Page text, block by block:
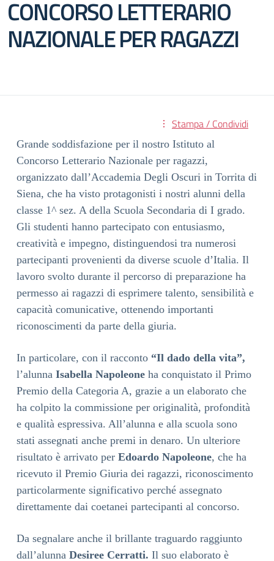
CONCORSO LETTERARIO
NAZIONALE PER RAGAZZI
Stampa / Condividi
Grande soddisfazione per il nostro Istituto al
Concorso Letterario Nazionale per ragazzi,
organizzato dall’Accademia Degli Oscuri in Torrita di
Siena, che ha visto protagonisti i nostri alunni della
classe 1^ sez. A della Scuola Secondaria di I grado.
Gli studenti hanno partecipato con entusiasmo,
creatività e impegno, distinguendosi tra numerosi
partecipanti provenienti da diverse scuole d’Italia. Il
lavoro svolto durante il percorso di preparazione ha
permesso ai ragazzi di esprimere talento, sensibilità e
capacità comunicative, ottenendo importanti
riconoscimenti da parte della giuria.
In particolare, con il racconto “Il dado della vita”,
l’alunna Isabella Napoleone ha conquistato il Primo
Premio della Categoria A, grazie a un elaborato che
ha colpito la commissione per originalità, profondità
e qualità espressiva. All’alunna e alla scuola sono
stati assegnati anche premi in denaro. Un ulteriore
risultato è arrivato per Edoardo Napoleone, che ha
ricevuto il Premio Giuria dei ragazzi, riconoscimento
particolarmente significativo perché assegnato
direttamente dai coetanei partecipanti al concorso.
Da segnalare anche il brillante traguardo raggiunto
dall’alunna Desiree Cerratti. Il suo elaborato è